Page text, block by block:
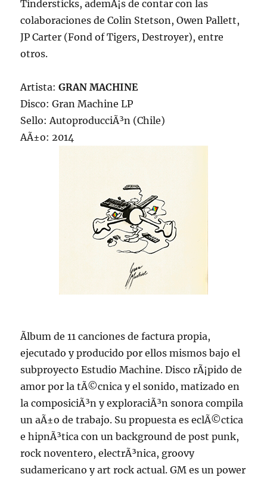
Tindersticks, ademÃ¡s de contar con las
colaboraciones de Colin Stetson, Owen Pallett,
JP Carter (Fond of Tigers, Destroyer), entre
otros.
Artista:GRAN MACHINE
Disco: Gran Machine LP
Sello: AutoproducciÃ³n (Chile)
AÃ±o: 2014
Ãlbum de 11 canciones de factura propia,
ejecutado y producido por ellos mismos bajo el
subproyecto Estudio Machine. Disco rÃ¡pido de
amor por la tÃ©cnica y el sonido, matizado en
la composiciÃ³n y exploraciÃ³n sonora compila
un aÃ±o de trabajo. Su propuesta es eclÃ©ctica
e hipnÃ³tica con un background de post punk,
rock noventero, electrÃ³nica, groovy
sudamericano y art rock actual. GM es un power